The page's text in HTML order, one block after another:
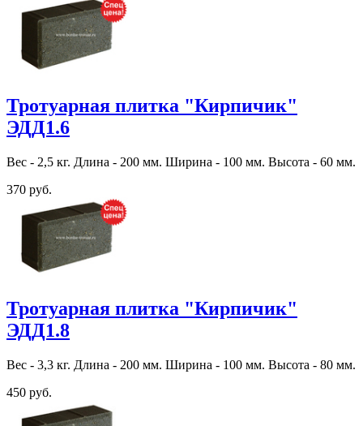
Тротуарная плитка "Кирпичик"
ЭДД1.6
Вес - 2,5 кг. Длина - 200 мм. Ширина - 100 мм. Высота - 60 мм.
370 руб.
Тротуарная плитка "Кирпичик"
ЭДД1.8
Вес - 3,3 кг. Длина - 200 мм. Ширина - 100 мм. Высота - 80 мм.
450 руб.